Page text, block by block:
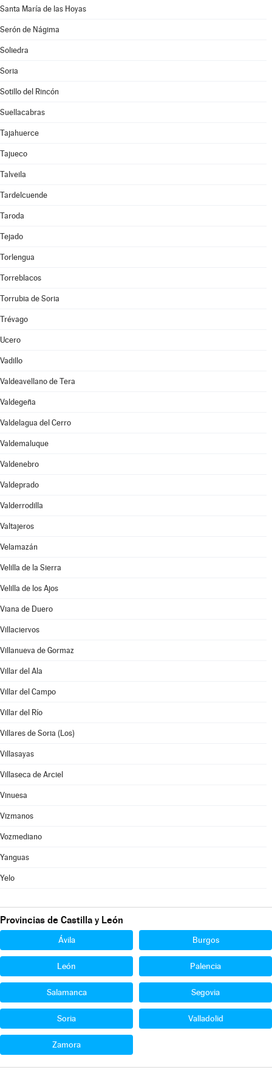
Santa María de las Hoyas
Serón de Nágima
Soliedra
Soria
Sotillo del Rincón
Suellacabras
Tajahuerce
Tajueco
Talveila
Tardelcuende
Taroda
Tejado
Torlengua
Torreblacos
Torrubia de Soria
Trévago
Ucero
Vadillo
Valdeavellano de Tera
Valdegeña
Valdelagua del Cerro
Valdemaluque
Valdenebro
Valdeprado
Valderrodilla
Valtajeros
Velamazán
Velilla de la Sierra
Velilla de los Ajos
Viana de Duero
Villaciervos
Villanueva de Gormaz
Villar del Ala
Villar del Campo
Villar del Río
Villares de Soria (Los)
Villasayas
Villaseca de Arciel
Vinuesa
Vizmanos
Vozmediano
Yanguas
Yelo
Provincias de Castilla y León
Ávila Burgos
León Palencia
Salamanca Segovia
Soria Valladolid
Zamora